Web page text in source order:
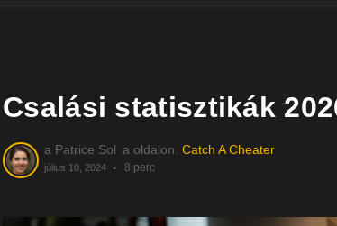
Csalási statisztikák
a Patrice Sol a oldalon. Catch A Cheater
július 10, 2024 8 perc